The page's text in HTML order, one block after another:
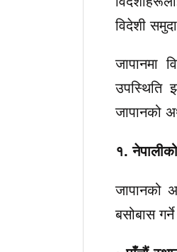
विदेशी
जापानमा
उपस्थिति
जापानको
१.
जापानको
बसोबास